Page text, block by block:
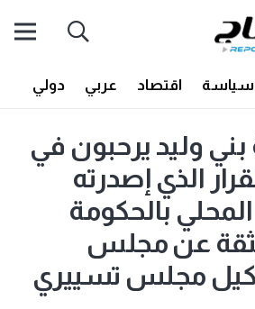
سياسة اقتصاد عربي دولي
بني وليد يرحبون في
الذي إصدرته
بالحكومة
عن مجلس
مجلس تسييري